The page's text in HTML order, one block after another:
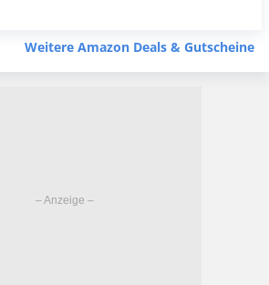
Weitere Amazon Deals & Gutscheine